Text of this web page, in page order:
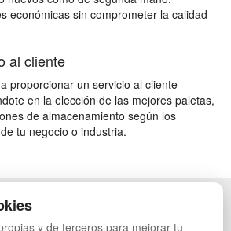
económicas sin comprometer la calidad
al cliente
proporcionar un servicio al cliente
en la elección de las mejores paletas,
de almacenamiento según los
tu negocio o industria.
y de terceros para mejorar tu